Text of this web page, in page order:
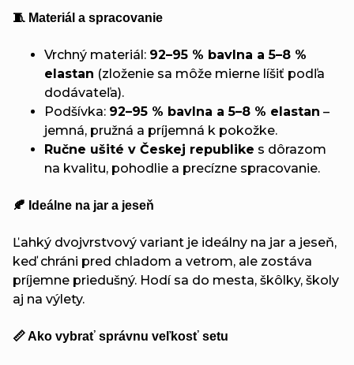
🧵 Materiál a spracovanie
Vrchný materiál: 92–95 % bavlna a 5–8 %
elastan (zloženie sa môže mierne líšiť podľa
dodávateľa).
Podšívka: 92–95 % bavlna a 5–8 % elastan –
jemná, pružná a príjemná k pokožke.
Ručne ušité v Českej republike s dôrazom
na kvalitu, pohodlie a precízne spracovanie.
🍂 Ideálne na jar a jeseň
Ľahký dvojvrstvový variant je ideálny na jar a jeseň,
keď chráni pred chladom a vetrom, ale zostáva
príjemne priedušný. Hodí sa do mesta, škôlky, školy
aj na výlety.
📏 Ako vybrať správnu veľkosť setu